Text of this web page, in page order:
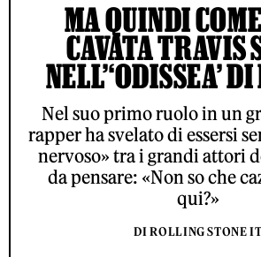
MA QUINDI
CAVATA TRAVIS
NELL’‘ODISSEA’
Nel suo primo ruolo in un
rapper ha svelato di essersi
nervoso» tra i grandi attori
da pensare: «Non so che
qui?»
DI ROLLING STONE IT